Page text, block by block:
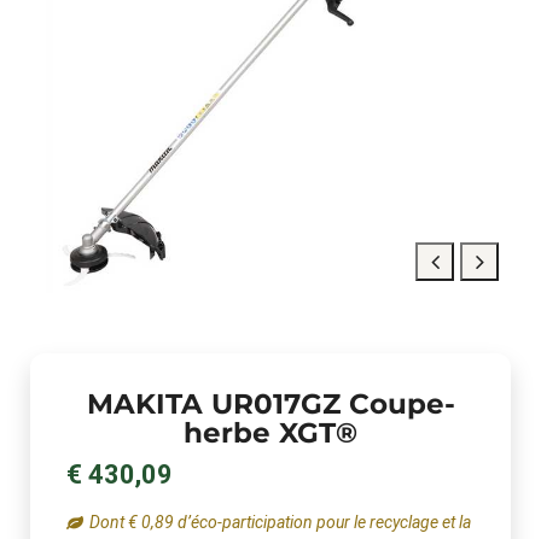
MAKITA UR017GZ Coupe-
herbe XGT®
€ 430,09
Dont € 0,89 d’éco-participation pour le recyclage et la